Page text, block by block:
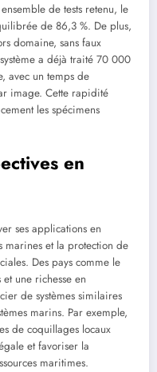
de tests retenu, le
de 86,3 %. De plus,
domaine, sans faux
a déjà traité 70 000
avec un temps de
image. Cette rapidité
les spécimens
en
ses applications en
marines et la protection de
Des pays comme le
une richesse en
de systèmes similaires
marins. Par exemple,
de coquillages locaux
et favoriser la
maritimes.